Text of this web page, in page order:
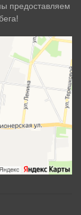
предоставляем